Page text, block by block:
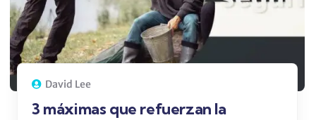
David Lee
3 máximas que refuerzan la